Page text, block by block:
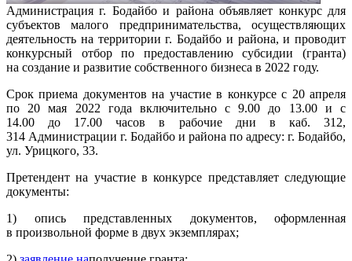
Администрация г. Бодайбо и района объявляет конкурс для
субъектов малого предпринимательства, осуществляющих
деятельность на территории г. Бодайбо и района, и проводит
конкурсный отбор по предоставлению субсидии (гранта)
на создание и развитие собственного бизнеса в 2022 году.
Срок приема документов на участие в конкурсе с 20 апреля
по 20 мая 2022 года включительно с 9.00 до 13.00 и с
14.00 до 17.00 часов в рабочие дни в каб. 312,
314 Администрации г. Бодайбо и района по адресу: г. Бодайбо,
ул. Урицкого, 33.
Претендент на участие в конкурсе представляет следующие
документы:
1) опись представленных документов, оформленная
в произвольной форме в двух экземплярах;